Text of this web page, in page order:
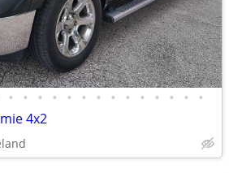
• • • • • • • • • • • • • •
4x2